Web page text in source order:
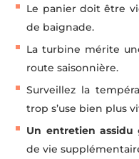
Le panier doit être
de baignade.
La turbine mérite
route saisonnière.
Surveillez la
trop s’use bien plus
Un entretien assidu
de vie